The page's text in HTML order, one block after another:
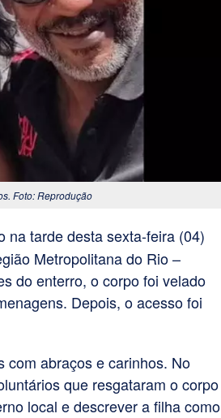
Foto: Reprodução
na tarde desta sexta-feira (04)
Metropolitana do Rio –
do enterro, o corpo foi velado
Depois, o acesso foi
com abraços e carinhos. No
que resgataram o corpo
local e descrever a filha como